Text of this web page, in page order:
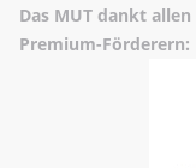
Das MUT dankt allen
Premium-Förderern: